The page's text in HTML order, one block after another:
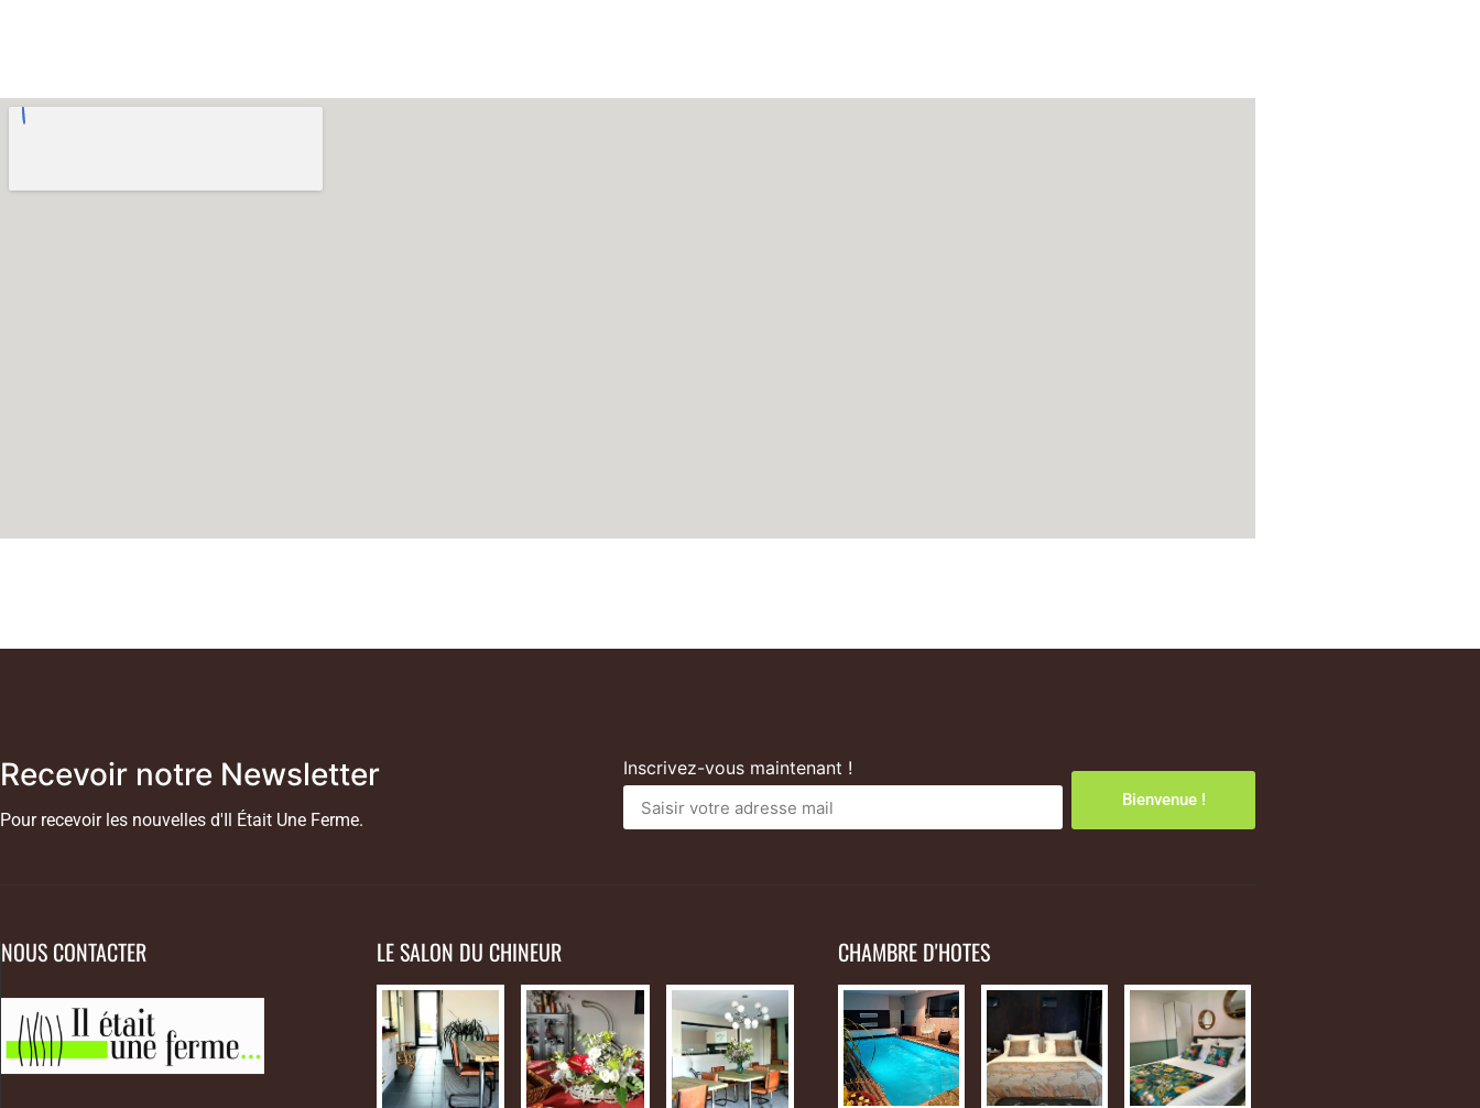
Recevoir notre Newsletter
Pour recevoir les nouvelles d'Il Était Une Ferme.
Inscrivez-vous maintenant !
Bienvenue !
NOUS CONTACTER LE SALON DU CHINEUR CHAMBRE D'HOTES